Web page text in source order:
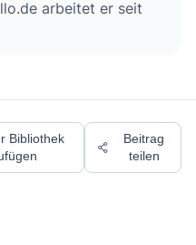
arbeitet er seit
Bibliothek
Beitrag
teilen